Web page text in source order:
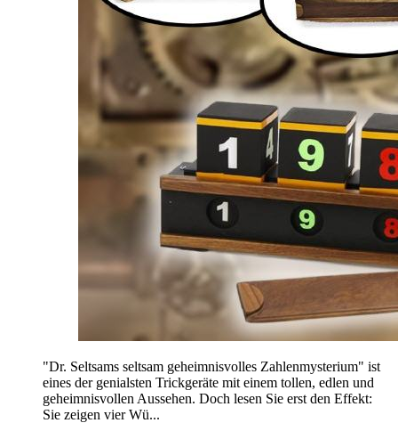
"Dr. Seltsams seltsam geheimnisvolles Zahlenmysterium" ist
eines der genialsten Trickgeräte mit einem tollen, edlen und
geheimnisvollen Aussehen. Doch lesen Sie erst den Effekt:
Sie zeigen vier Wü...